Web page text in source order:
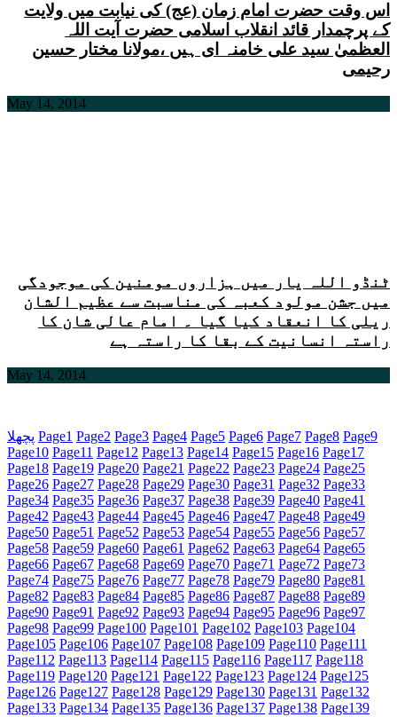
اس وقت حضرت امام زمان (عج) کی نیابت میں ولایت
کے پرچمدار قائد انقلاب اسلامی حضرت آیت اللہ
العظمیٰ سید علی خامنہ ای ہیں ،مولانا مختار حسین
رحیمی
May 14, 2014
ٹنڈو اللہ یار میں ہزاروں مومنین کی موجودگی
میں جشن مولود کعبہ کی مناسبت سے عظیم الشان
ریلی کا انعقاد کیا گیا ۔ امام عالی شان کا
راستہ انسانیت کے بقا کا راستہ ہے
May 14, 2014
پچھلا Page1 Page2 Page3 Page4 Page5 Page6 Page7 Page8 Page9
Page10 Page11 Page12 Page13 Page14 Page15 Page16 Page17
Page18 Page19 Page20 Page21 Page22 Page23 Page24 Page25
Page26 Page27 Page28 Page29 Page30 Page31 Page32 Page33
Page34 Page35 Page36 Page37 Page38 Page39 Page40 Page41
Page42 Page43 Page44 Page45 Page46 Page47 Page48 Page49
Page50 Page51 Page52 Page53 Page54 Page55 Page56 Page57
Page58 Page59 Page60 Page61 Page62 Page63 Page64 Page65
Page66 Page67 Page68 Page69 Page70 Page71 Page72 Page73
Page74 Page75 Page76 Page77 Page78 Page79 Page80 Page81
Page82 Page83 Page84 Page85 Page86 Page87 Page88 Page89
Page90 Page91 Page92 Page93 Page94 Page95 Page96 Page97
Page98 Page99 Page100 Page101 Page102 Page103 Page104
Page105 Page106 Page107 Page108 Page109 Page110 Page111
Page112 Page113 Page114 Page115 Page116 Page117 Page118
Page119 Page120 Page121 Page122 Page123 Page124 Page125
Page126 Page127 Page128 Page129 Page130 Page131 Page132
Page133 Page134 Page135 Page136 Page137 Page138 Page139